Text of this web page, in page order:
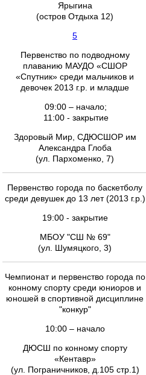
Ярыгина
(остров Отдыха 12)
5
Первенство по подводному
плаванию МАУДО «СШОР
«Спутник» среди мальчиков и
девочек 2013 г.р. и младше
09:00 – начало;
11:00 - закрытие
Здоровый Мир, СДЮСШОР им
Александра Глоба
(ул. Пархоменко, 7)
Первенство города по баскетболу
среди девушек до 13 лет (2013 г.р.)
19:00 - закрытие
МБОУ "СШ № 69"
(ул. Шумяцкого, 3)
Чемпионат и первенство города по
конному спорту среди юниоров и
юношей в спортивной дисциплине
"конкур"
10:00 – начало
ДЮСШ по конному спорту
«Кентавр»
(ул. Пограничников, д.105 стр.1)